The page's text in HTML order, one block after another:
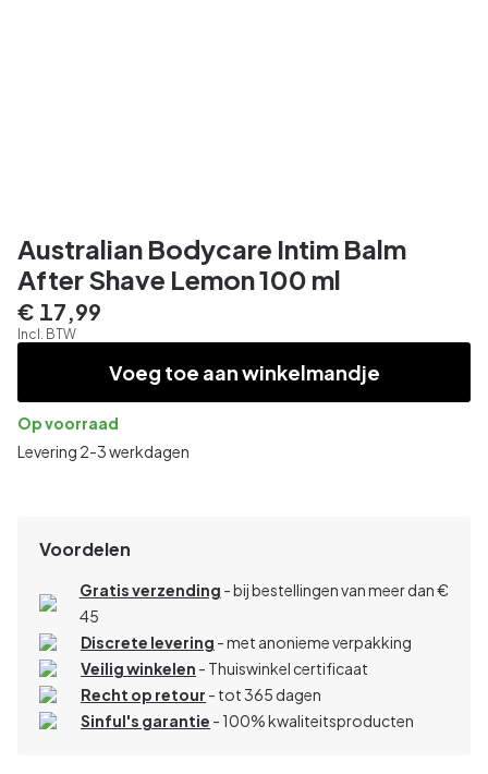
Australian Bodycare Intim Balm
After Shave Lemon 100 ml
€ 17,99
Incl. BTW
Voeg toe aan winkelmandje
Op voorraad
Levering 2-3 werkdagen
Voordelen
Gratis verzending - bij bestellingen van meer dan €
45
Discrete levering - met anonieme verpakking
Veilig winkelen - Thuiswinkel certificaat
Recht op retour - tot 365 dagen
Sinful's garantie - 100% kwaliteitsproducten